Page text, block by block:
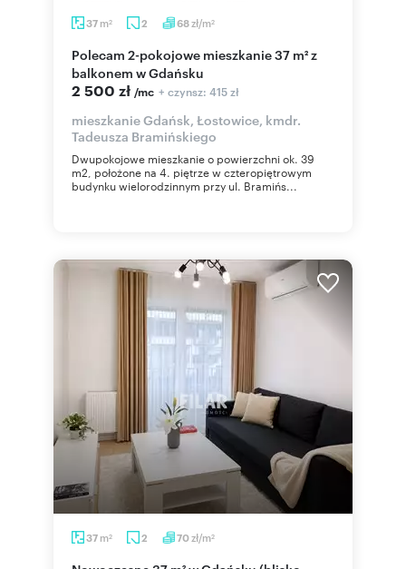
37 m2 2 68zł/m2
Polecam 2-pokojowe mieszkanie 37 m² z
balkonem w Gdańsku
2 500 zł /mc + czynsz: 415 zł
mieszkanie Gdańsk, Łostowice, kmdr.
Tadeusza Bramińskiego
Dwupokojowe mieszkanie o powierzchni ok. 39
m2, położone na 4. piętrze w czteropiętrowym
budynku wielorodzinnym przy ul. Bramińs...
37 m2 2 70zł/m2